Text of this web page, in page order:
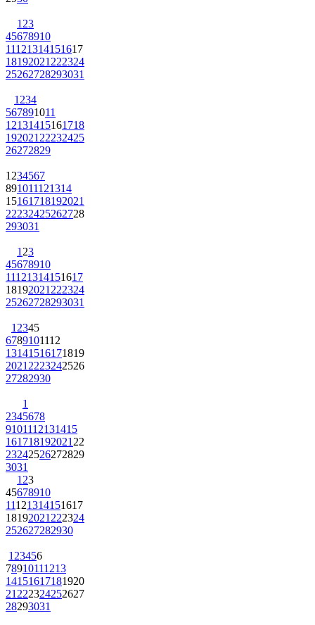
123
45678910
11121314151617
18192021222324
25262728293031
1234
567891011
12131415161718
19202122232425
26272829
1234567
891011121314
15161718192021
22232425262728
293031
123
45678910
11121314151617
18192021222324
25262728293031
12345
6789101112
13141516171819
20212223242526
27282930
1
2345678
9101112131415
16171819202122
23242526272829
3031
123
45678910
11121314151617
18192021222324
252627282930
123456
78910111213
14151617181920
21222324252627
28293031